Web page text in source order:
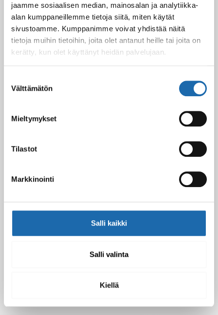
jaamme sosiaalisen median, mainosalan ja analytiikka-
alan kumppaneillemme tietoja siitä, miten käytät
sivustoamme. Kumppanimme voivat yhdistää näitä
tietoja muihin tietoihin, joita olet antanut heille tai joita on
kerätty, kun olet käyttänyt heidän palvelujaan.
valinta
Välttämätön
Mieltymykset
Tilastot
Markkinointi
Salli kaikki
Salli valinta
Kiellä
Kevään uutuus tuotteet ovat nyt
verkkokaupassa!
10.03.2025
10.10.2024